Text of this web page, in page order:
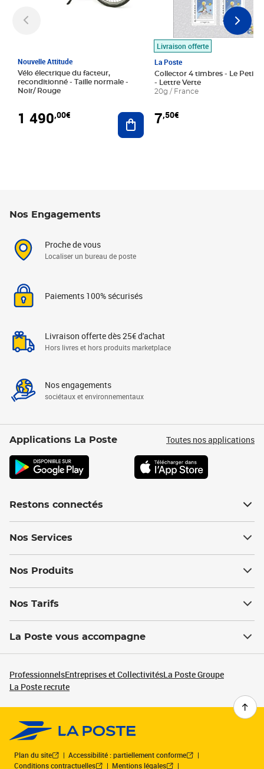
Nouvelle Attitude
Vélo électrique du facteur,
reconditionné - Taille normale -
Noir/ Rouge
1 490,00€ Ajouter au panier
Livraison offerte
La Poste
Collector 4 timbres - Le Petit
- Lettre Verte
20g / France
7,50€
Nos Engagements
Proche de vous
Localiser un bureau de poste
Paiements 100% sécurisés
Livraison offerte dès 25€ d'achat
Hors livres et hors produits marketplace
Nos engagements
sociétaux et environnementaux
Applications La Poste Toutes nos applications
Restons connectés
Nos Services
Nos Produits
Nos Tarifs
La Poste vous accompagne
ProfessionnelsEntreprises et CollectivitésLa Poste Groupe
La Poste recrute
Plan du site
Accessibilité : partiellement conforme
Conditions contractuelles
Mentions légales